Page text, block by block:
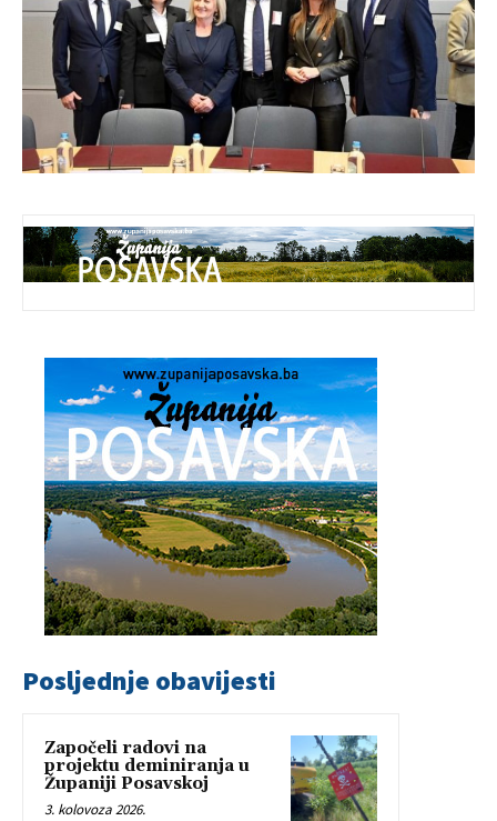
Posljednje obavijesti
Započeli radovi na
projektu deminiranja u
Županiji Posavskoj
3. kolovoza 2026.